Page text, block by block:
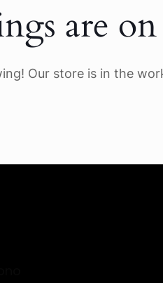
are
Our store is in the